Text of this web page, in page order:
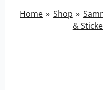
Home » Shop »
&